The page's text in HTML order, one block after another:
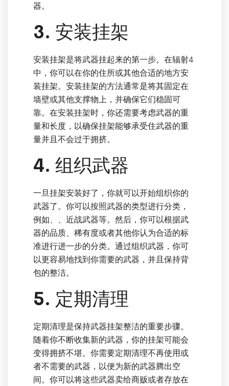
器。
3. 安装挂架
安装挂架是将武器挂起来的第一步。在辐射4
中，你可以在你的住所或其他合适的地方安
装挂架。安装挂架的方法通常是将其固定在
墙壁或其他支撑物上，并确保它们稳固可
靠。在安装挂架时，你还需要考虑武器的重
量和长度，以确保挂架能够承受住武器的重
量并且不会过于拥挤。
4. 组织武器
一旦挂架安装好了，你就可以开始组织你的
武器了。你可以按照武器的类型进行分类，
例如、、近战武器等。然后，你可以根据武
器的品质、稀有度或者其他你认为合适的标
准进行进一步的分类。通过组织武器，你可
以更容易地找到你需要的武器，并且保持背
包的整洁。
5. 定期清理
定期清理是保持武器挂架整洁的重要步骤。
随着你不断收集新的武器，你的挂架可能会
变得拥挤不堪。你需要定期清理不再使用或
者不需要的武器，以便为新的武器腾出空
间。你可以将这些武器卖给商贩或者存放在